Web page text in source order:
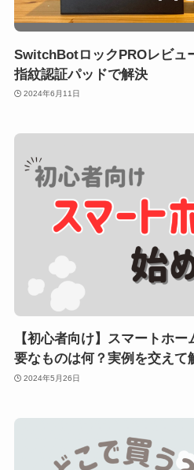
SwitchBotロックPROレビュ
指紋認証パッドで解決
2024年6月11日
【初心者向け】スマートホ
要なものは何？実例を交えて
2024年5月26日